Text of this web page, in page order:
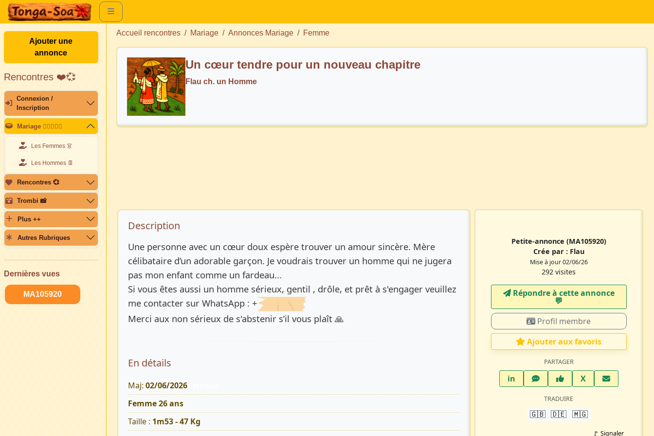
Ajouter une
annonce
Rencontres ❤️💞
Connexion /
Inscription
Mariage 👩🏽‍❤️‍👨🏽
Les Femmes 👗
Les Hommes 👖
Rencontres 💞
Trombi 📸
Plus ++
Autres Rubriques
Dernières vues
MA105920
Accueil rencontres Mariage Annonces Mariage Femme
Un cœur tendre pour un nouveau chapitre
Flau ch. un Homme
Description de l’annonce
Description
Une personne avec un cœur doux espère trouver un amour sincère. Mère
célibataire d’un adorable garçon. Je voudrais trouver un homme qui ne jugera
pas mon enfant comme un fardeau...
Si vous êtes aussi un homme sérieux, gentil , drôle, et prêt à s'engager veuillez
me contacter sur WhatsApp : +
Merci aux non sérieux de s'abstenir s’il vous plaît 🙏
En détails
Maj: 02/06/2026
Femme 26 ans
Taille : 1m53 - 47 Kg
Petite-annonce (MA105920)
Crée par : Flau
Mise à jour 02/06/26
292 visites
Répondre à cette annonce
💬​
Profil membre
Ajouter aux favoris
PARTAGER
inLinkedInWhatsAppFacebook
XTwitter X
TRADUIRE
🇬🇧 🇩🇪 🇲🇬
🚩 Signaler